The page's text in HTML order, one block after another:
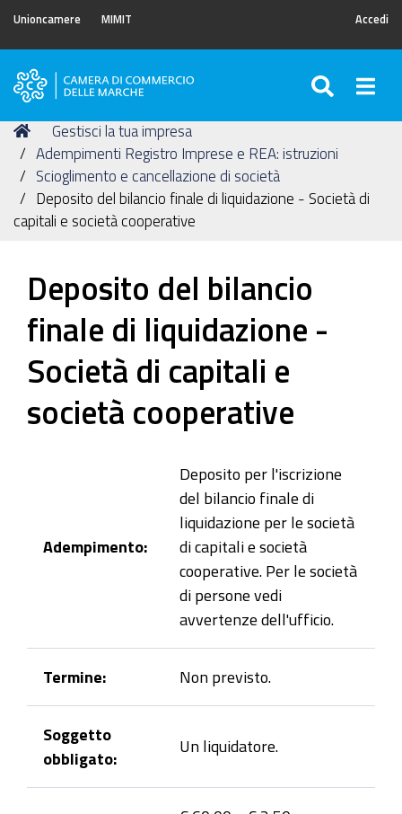
Unioncamere MIMIT Accedi
Camera
Commercio
delle
Marche
Tu
sei
qui:
Home
Gestisci la tua impresa
Adempimenti Registro Imprese e REA: istruzioni
Scioglimento e cancellazione di società
Deposito del bilancio finale di liquidazione - Società di
capitali e società cooperative
Deposito del bilancio
finale di liquidazione -
Società di capitali e
società cooperative
Adempimento:
Deposito per l'iscrizione
del bilancio finale di
liquidazione per le società
di capitali e società
cooperative. Per le società
di persone vedi
avvertenze dell'ufficio.
Termine: Non previsto.
Soggetto
obbligato:
Un liquidatore.